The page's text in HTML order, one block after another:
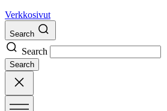
Verkkosivut
Search
Search
Search